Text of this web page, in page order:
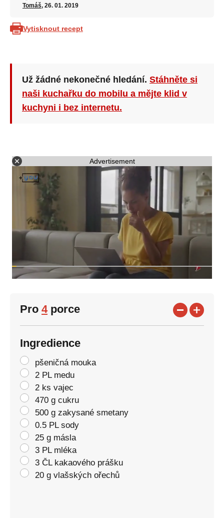
Tomáš, 26. 01. 2019
Vytisknout recept
Už žádné nekonečné hledání. Stáhněte si
naši kuchařku do mobilu a mějte klid v
kuchyni i bez internetu.
Advertisement
Pro 4porce
Ingredience
pšeničná mouka
2 PL medu
2 ks vajec
470 g cukru
500 g zakysané smetany
0.5 PL sody
25 g másla
3 PL mléka
3 ČL kakaového prášku
20 g vlašských ořechů